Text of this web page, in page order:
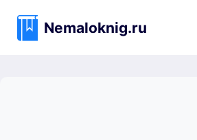
содержимому
Nemaloknig.ru